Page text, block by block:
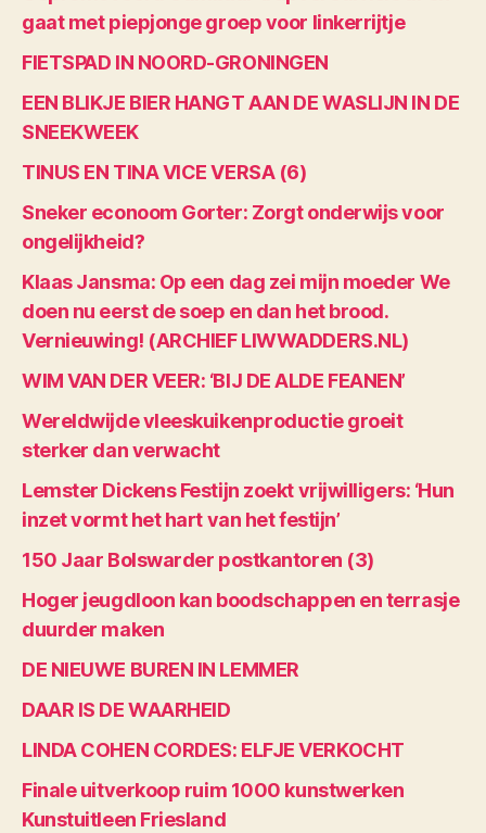
gaat met piepjonge groep voor linkerrijtje
FIETSPAD IN NOORD-GRONINGEN
EEN BLIKJE BIER HANGT AAN DE WASLIJN IN DE
SNEEKWEEK
TINUS EN TINA VICE VERSA (6)
Sneker econoom Gorter: Zorgt onderwijs voor
ongelijkheid?
Klaas Jansma: Op een dag zei mijn moeder We
doen nu eerst de soep en dan het brood.
Vernieuwing! (ARCHIEF LIWWADDERS.NL)
WIM VAN DER VEER: ‘BIJ DE ALDE FEANEN’
Wereldwijde vleeskuikenproductie groeit
sterker dan verwacht
Lemster Dickens Festijn zoekt vrijwilligers: ‘Hun
inzet vormt het hart van het festijn’
150 Jaar Bolswarder postkantoren (3)
Hoger jeugdloon kan boodschappen en terrasje
duurder maken
DE NIEUWE BUREN IN LEMMER
DAAR IS DE WAARHEID
LINDA COHEN CORDES: ELFJE VERKOCHT
Finale uitverkoop ruim 1000 kunstwerken
Kunstuitleen Friesland